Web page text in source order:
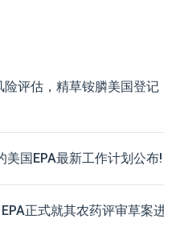
险评估，精草铵膦美国登记
国EPA最新工作计划公布!
正式就其农药评审草案进